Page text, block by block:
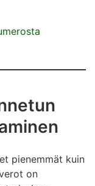
pienemmät kuin
on